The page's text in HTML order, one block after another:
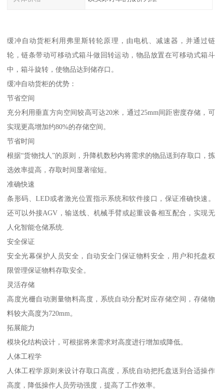
缓冲自动货柜利用弗里斯转轮原理，由电机、减速器，并通过链
轮，链条带动可移动式箱斗做回转运动，物品放置在可移动式箱斗
中，箱斗旋转，使物品达到储存口。
缓冲自动货柜的优势：
节省空间
充分利用垂直方向空间较高可达20米，通过25mm间距密度存储，可
实现更高增加约80%的存储空间。
节省时间
根据“货物找人”的原则，升降机数秒内将需求的物品送到存取口，拣
选效率提高，存取时间显著缩短。
准确快速
条形码、LED或者激光位置指示系统和软件接口，保证准确快速。
还可以外接AGV，输送线、机械手臂或起重设备相互配合，实现无
人化智能仓储系统.
安全保证
安全光幕保护人员安全，自动安全门保证物料安全，用户和托盘权
限管理保证物料存取安全。
灵活存储
高度光栅自动测量物料高度，系统自动分配对应存储空间，存储物
料较大高度为720mm。
拓展能力
模块化结构设计，可根据将来需求对高度进行增加或降低。
人体工程学
人体工程学原则来设计存取口高度，系统自动把托盘送到合适操作
高度，降低操作人员劳动强度，提高了工作效率。